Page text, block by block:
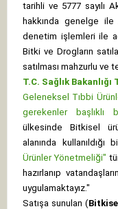
tarihli ve 5777 sayılı
hakkında genelge
denetim işlemleri ile
Bitki ve Drogların
satılması mahzurlu
T.C. Sağlık
Geleneksel Tıbbi
gerekenler başlıklı
ülkesinde Bitkisel
alanında kullanıldığı
Ürünler Yönetmeliği"
hazırlanıp
uygulamaktayız."
Satışa sunulan (